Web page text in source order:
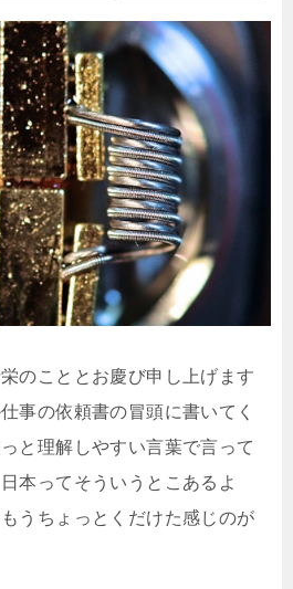
のこととお慶び申し上げます
事の依頼書の冒頭に書いてく
と理解しやすい言葉で言って
本ってそういうとこあるよ
うちょっとくだけた感じのが